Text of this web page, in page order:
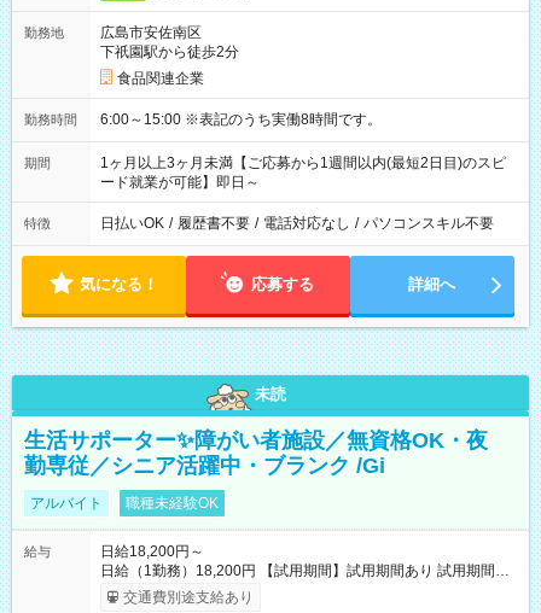
勤務地
広島市安佐南区
下祇園駅から徒歩2分
食品関連企業
勤務時間 6:00～15:00 ※表記のうち実働8時間です。
期間
1ヶ月以上3ヶ月未満【ご応募から1週間以内(最短2日目)のスピ
ード就業が可能】即日～
特徴 日払いOK / 履歴書不要 / 電話対応なし / パソコンスキル不要
気になる！ 応募する 詳細へ
未読
生活サポーター✨障がい者施設／無資格OK・夜
勤専従／シニア活躍中・ブランク /Gi
アルバイト 職種未経験OK
給与
日給18,200円～
日給（1勤務）18,200円 【試用期間】試用期間あり 試用期間の
長さ：3ヶ月 雇用形態、給与は本採用時と同じです。
交通費別途支給あり